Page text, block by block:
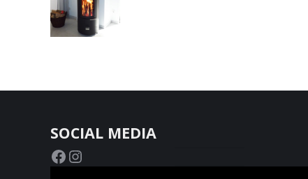
SOCIAL MEDIA
Facebook
Instagram